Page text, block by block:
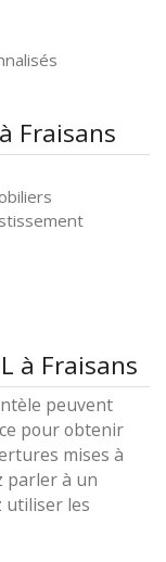
Fraisans
à Fraisans
peuvent
pour obtenir
mises à
parler à un
utiliser les